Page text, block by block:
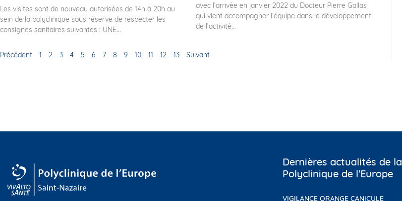
Les visites sont de nouveau autorisées de 14h à 20h au
sein de la polyclinique sous réserve de respecter les
consignes sanitaires suivantes : UNE...
avec l’arrivée en janvier 2022 du Docteur Pierre Gallas
qui vient accompagner l’équipe dans le développement
de l’activité...
Précédent 1 2 3 4 5 6 7 8 9 10 11 12 13 Suivant
Dernières actualités de la
Polyclinique de l'Europe
VIGILANCE ORANGE CANICULE